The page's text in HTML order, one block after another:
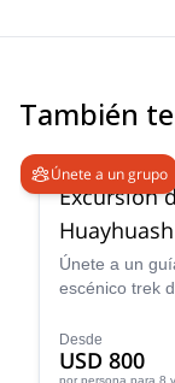
También
Únete a un grupo
Excursión
Huayhuash
Únete a un
escénico trek
Desde
USD 800
por persona para 8